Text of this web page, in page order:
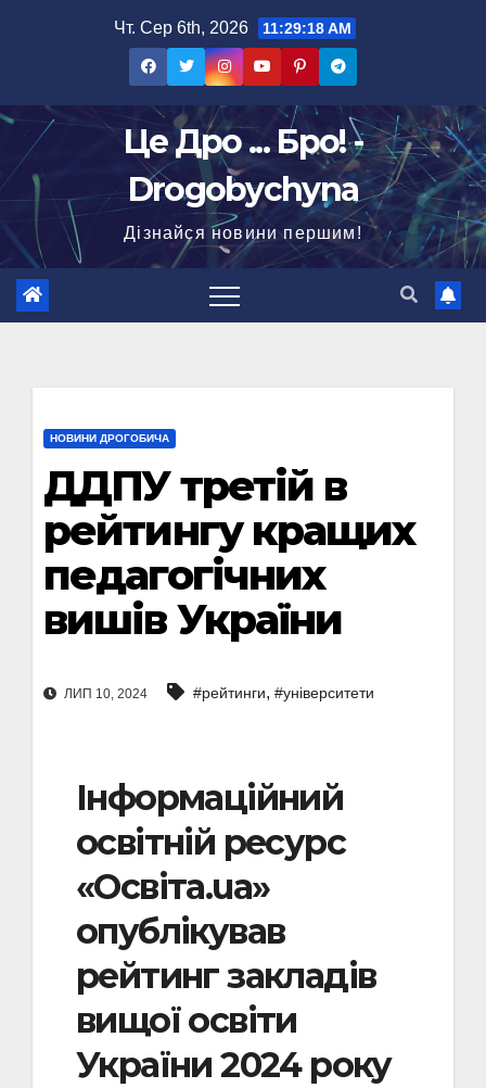
Чт. Сер 6th, 2026 11:29:19 AM
Це Дро ... Бро! -
Drogobychyna
Дізнайся новини першим!
НОВИНИ ДРОГОБИЧА
ДДПУ третій в
рейтингу кращих
педагогічних
вишів України
ЛИП 10, 2024 #рейтинги, #університети
Інформаційний
освітній ресурс
«Освіта.ua»
опублікував
рейтинг закладів
вищої освіти
України 2024 року